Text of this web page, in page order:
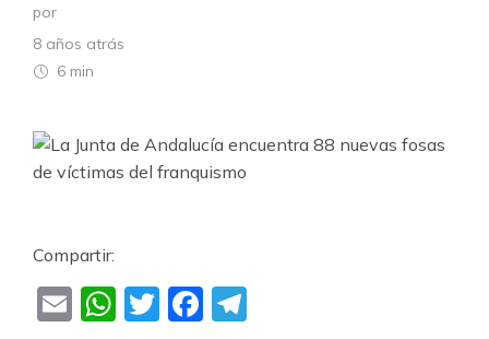
por
8 años atrás
6 min
Compartir:
EmailWhatsApp
TwitterFacebook